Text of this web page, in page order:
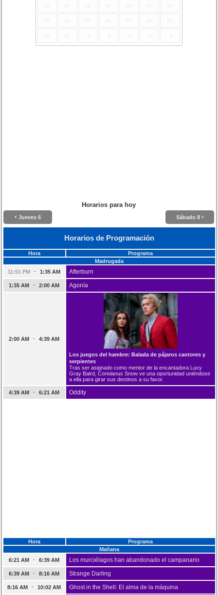
Horarios para hoy
‹ Jueves 6 Sábado 8 ›
Horarios de Programación
Hora
Programa
Madrugada
11:51 PM
- 1:35 AM Afterburn
1:35 AM - 2:00 AM Agonía
2:00 AM - 4:39 AM
Los juegos del hambre: Balada de pájaros cantores y
serpientes
Tras ser asignado como mentor de la encantadora Lucy
Gray Baird, Coriolanus Snow ve una oportunidad uniéndose
a ella para girar sus destinos a su favor.
4:39 AM - 6:21 AM Oddity
Hora
Programa
Mañana
6:21 AM
- 6:39 AM Los murciélagos han abandonado el campanario
6:39 AM - 8:16 AM Strange Darling
8:16 AM - 10:02 AM Ghost in the Shell: El alma de la máquina